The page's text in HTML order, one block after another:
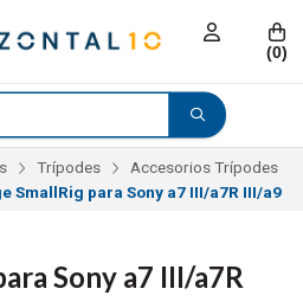
(0)
Trípodes
Accesorios Trípodes
SmallRig para Sony a7 III/a7R III/a9
Sony a7 III/a7R